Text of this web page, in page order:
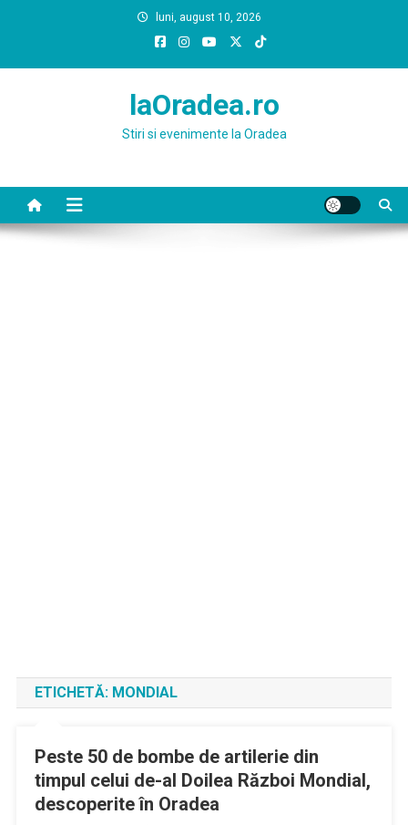
luni, august 10, 2026
laOradea.ro
Stiri si evenimente la Oradea
ETICHETĂ: MONDIAL
Peste 50 de bombe de artilerie din
timpul celui de-al Doilea Război Mondial,
descoperite în Oradea